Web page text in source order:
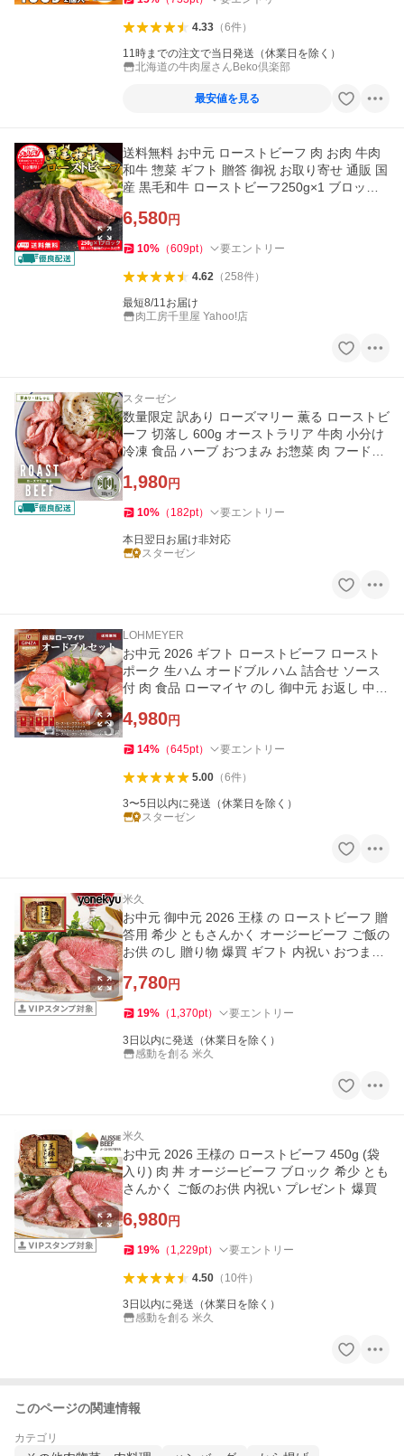
4.33（6件）
11時までの注文で当日発送（休業日を除く）
北海道の牛肉屋さんBeko倶楽部
最安値を見る
送料無料 お中元 ローストビーフ 肉 お肉 牛肉
和牛 惣菜 ギフト 贈答 御祝 お取り寄せ 通販 国
産 黒毛和牛 ローストビーフ250g×1 ブロック
6,580円
10% （609pt） 要エントリー
4.62（258件）
最短8/11お届け
肉工房千里屋 Yahoo!店
スターゼン
数量限定 訳あり ローズマリー 薫る ローストビ
ーフ 切落し 600g オーストラリア 牛肉 小分け
冷凍 食品 ハーブ おつまみ お惣菜 肉 フードロ
1,980円
10% （ 182pt） 要エントリー
本日翌日お届け非対応
スターゼン
LOHMEYER
お中元 2026 ギフト ローストビーフ ロースト
ポーク 生ハム オードブル ハム 詰合せ ソース
付 肉 食品 ローマイヤ のし 御中元 お返し 中元
4,980円
14% （645pt） 要エントリー
5.00（6件）
3〜5日以内に発送（休業日を除く）
スターゼン
米久
お中元 御中元 2026 王様 の ローストビーフ 贈
答用 希少 ともさんかく オージービーフ ご飯の
お供 のし 贈り物 爆買 ギフト 内祝い おつまみ
7,780円
19% （ 1,370pt） 要エントリー
3日以内に発送（休業日を除く）
感動を創る 米久
米久
お中元 2026 王様の ローストビーフ 450g (袋
入り) 肉 丼 オージービーフ ブロック 希少 とも
さんかく ご飯のお供 内祝い プレゼント 爆買
6,980円
19% （ 1,229pt） 要エントリー
4.50（ 10件）
3日以内に発送（休業日を除く）
感動を創る 米久
このページの関連情報
カテゴリ